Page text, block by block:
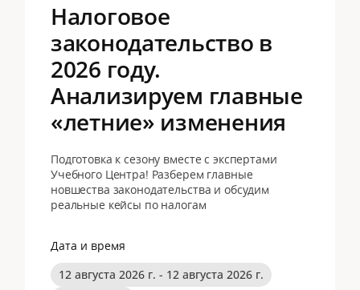
Налоговое
законодательство в
2026 году.
Анализируем главные
«летние» изменения
Подготовка к сезону вместе с экспертами
Учебного Центра! Разберем главные
новшества законодательства и обсудим
реальные кейсы по налогам
Дата и время
12 августа 2026 г. - 12 августа 2026 г.